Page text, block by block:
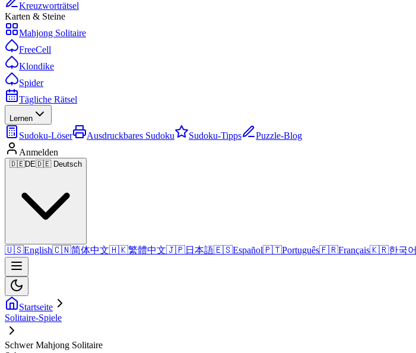
Kreuzworträtsel
Karten & Steine
Mahjong Solitaire
FreeCell
Klondike
Spider
Tägliche Rätsel
Lernen
Sudoku-Löser Ausdruckbares Sudoku Sudoku-Tipps
Puzzle-Blog
Anmelden
🇩🇪DE🇩🇪 Deutsch
🇺🇸English🇨🇳简体中文🇭🇰繁體中文🇯🇵日本語🇪🇸Español🇵🇹Português🇫🇷Français🇰🇷한국어
Startseite
Solitaire-Spiele
Schwer Mahjong Solitaire